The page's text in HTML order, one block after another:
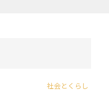
社会とくらし